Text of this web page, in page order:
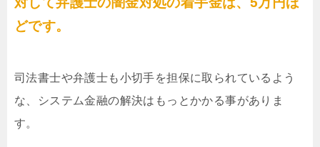
どです。
司法書士や弁護士も小切手を担保に取られているよう
な、システム金融の解決はもっとかかる事がありま
す。